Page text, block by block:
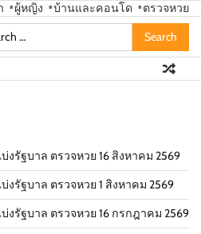
ผู้หญิง บ้านและคอนโด ตรวจหวย
งรัฐบาล ตรวจหวย 16 สิงหาคม 2569
งรัฐบาล ตรวจหวย 1 สิงหาคม 2569
งรัฐบาล ตรวจหวย 16 กรกฎาคม 2569